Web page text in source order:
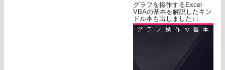
グラフを操作するExcel
VBAの基本を解説したキン
ドル本も出しました↓↓